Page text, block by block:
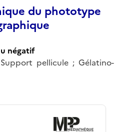
du phototype
négatif
pellicule ; Gélatino-